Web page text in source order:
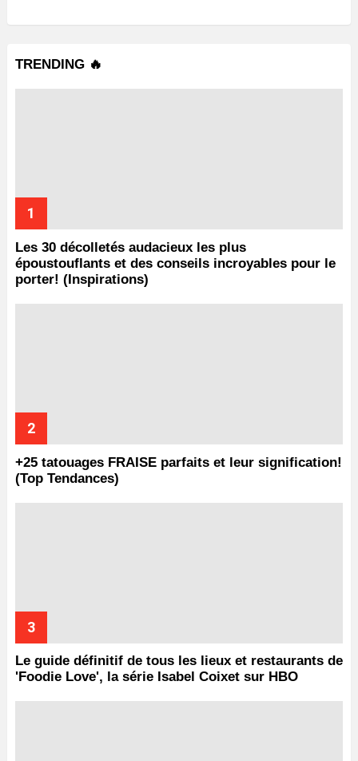
TRENDING 🔥
Les 30 décolletés audacieux les plus
époustouflants et des conseils incroyables pour le
porter! (Inspirations)
+25 tatouages ​​FRAISE parfaits et leur signification!
(Top Tendances)
Le guide définitif de tous les lieux et restaurants de
'Foodie Love', la série Isabel Coixet sur HBO